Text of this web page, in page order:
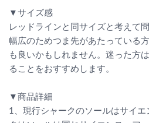
▼サイズ感
レッドラインと同サイズと考えて
幅広のためつま先があたっている
も良いかもしれません。迷った方
ることをおすすめします。
▼商品詳細
1、現行シャークのソールはサイ